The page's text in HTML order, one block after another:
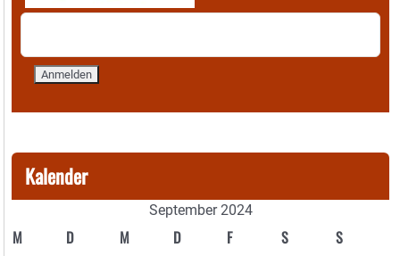
Kalender
September 2024
M D M D F S S